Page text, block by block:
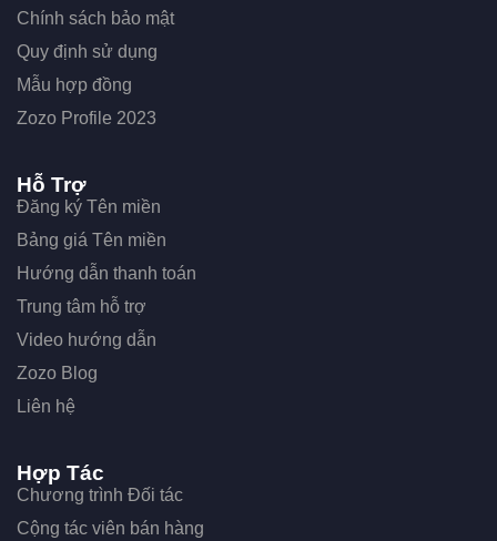
Chính sách bảo mật
Quy định sử dụng
Mẫu hợp đồng
Zozo Profile 2023
Hỗ Trợ
Đăng ký Tên miền
Bảng giá Tên miền
Hướng dẫn thanh toán
Trung tâm hỗ trợ
Video hướng dẫn
Zozo Blog
Liên hệ
Hợp Tác
Chương trình Đối tác
Cộng tác viên bán hàng